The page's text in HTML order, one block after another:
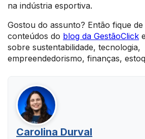
na indústria esportiva.
Gostou do assunto? Então fique
conteúdos do blog da GestãoClick
sobre sustentabilidade, tecnologia,
empreendedorismo, finanças,
Carolina Durval